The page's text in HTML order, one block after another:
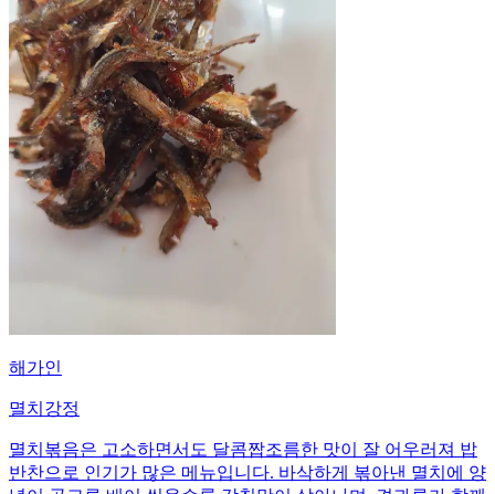
해가인
멸치강정
멸치볶음은 고소하면서도 달콤짭조름한 맛이 잘 어우러져 밥
반찬으로 인기가 많은 메뉴입니다. 바삭하게 볶아낸 멸치에 양